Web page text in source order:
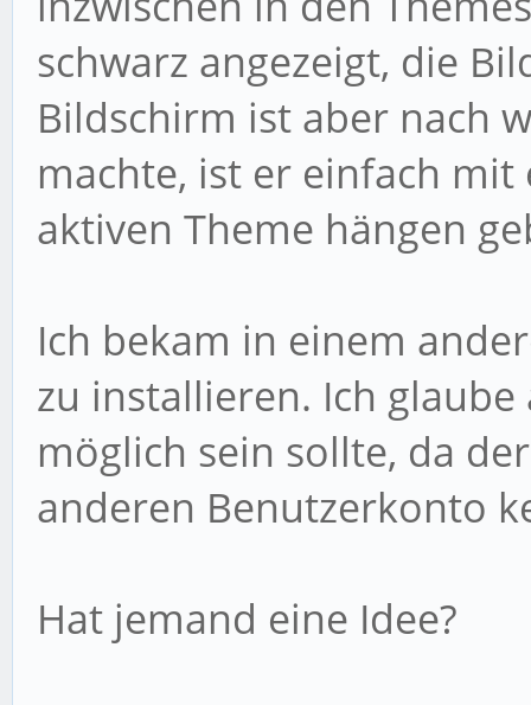
schwarz angezeigt, die
Bildschirm ist aber nach
machte, ist er einfach
aktiven Theme hängen
Ich bekam in einem
zu installieren. Ich
möglich sein sollte, da
anderen Benutzerkonto
Hat jemand eine Idee?